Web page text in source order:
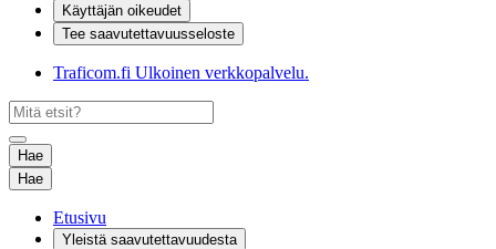
Käyttäjän oikeudet
Tee saavutettavuusseloste
Traficom.fi Ulkoinen verkkopalvelu.
Hae
Hae
Etusivu
Yleistä saavutettavuudesta